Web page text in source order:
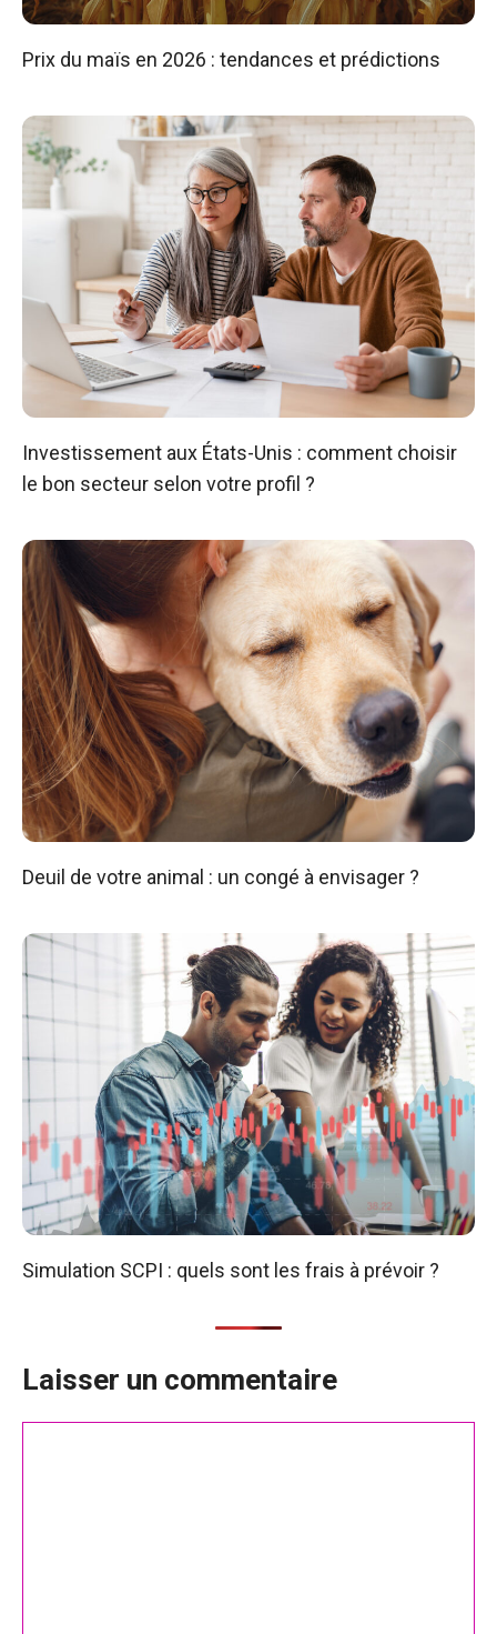
Prix du maïs en 2026 : tendances et prédictions
Investissement aux États-Unis : comment choisir
le bon secteur selon votre profil ?
Deuil de votre animal : un congé à envisager ?
Simulation SCPI : quels sont les frais à prévoir ?
Laisser un commentaire